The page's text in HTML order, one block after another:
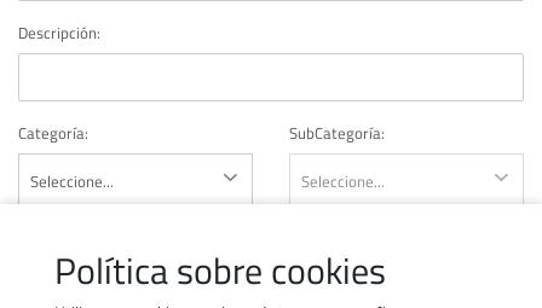
Política sobre cookies
Descripción:
Categoría: SubCategoría: